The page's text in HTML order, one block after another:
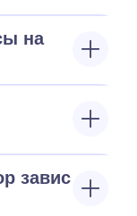
на
завис